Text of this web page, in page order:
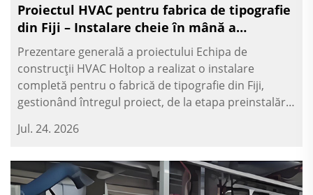
Proiectul HVAC pentru fabrica de tipografie
din Fiji – Instalare cheie în mână a
răcitorului și a UTA
Prezentare generală a proiectului Echipa de
construcții HVAC Holtop a realizat o instalare
completă pentru o fabrică de tipografie din Fiji,
gestionând întregul proiect, de la etapa preinstalării
capacitatea cheie în mână a Holtop — nu doar
Jul. 24. 2026